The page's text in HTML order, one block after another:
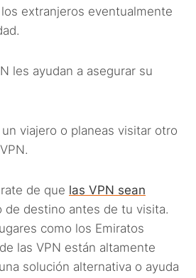
extranjeros eventualmente
les ayudan a asegurar su
viajero o planeas visitar otro
de que las VPN sean
de destino antes de tu visita.
como los Emiratos
las VPN están altamente
solución alternativa o ayuda